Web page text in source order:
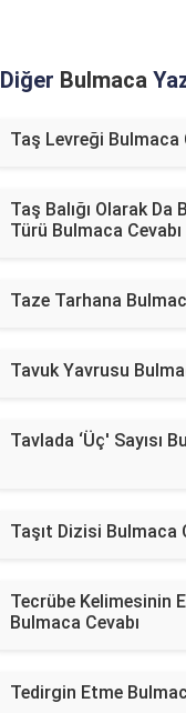
Diğer Bulmaca
Taş Levreği Bulmaca
Taş Balığı Olarak Da
Türü Bulmaca Cevabı
Taze Tarhana
Tavuk Yavrusu
Tavlada ‘Üç' Sayısı
Taşıt Dizisi Bulmaca
Tecrübe Kelimesinin
Bulmaca Cevabı
Tedirgin Etme